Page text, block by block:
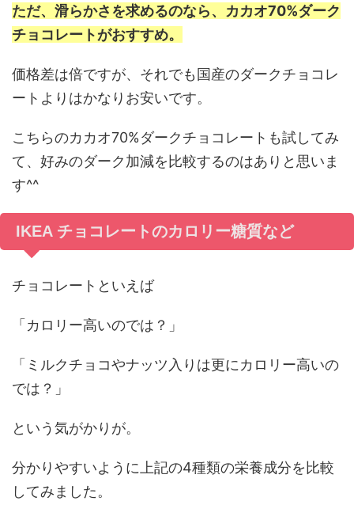
ただ、滑らかさを求めるのなら、カカオ70%ダーク
チョコレートがおすすめ。
価格差は倍ですが、それでも国産のダークチョコレ
ートよりはかなりお安いです。
こちらのカカオ70%ダークチョコレートも試してみ
て、好みのダーク加減を比較するのはありと思いま
す^^
IKEA チョコレートのカロリー糖質など
チョコレートといえば
「カロリー高いのでは？」
「ミルクチョコやナッツ入りは更にカロリー高いの
では？」
という気がかりが。
分かりやすいように上記の4種類の栄養成分を比較
してみました。